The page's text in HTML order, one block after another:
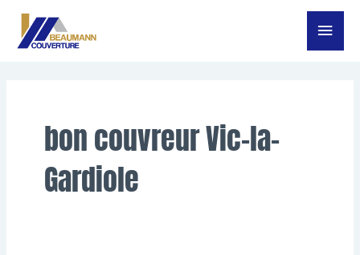
Aller
Menu
bon couvreur Vic-la-
Gardiole